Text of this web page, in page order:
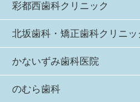
彩都西歯科クリニック
北坂歯科・矯正歯科クリニッ
かないずみ歯科医院
のむら歯科